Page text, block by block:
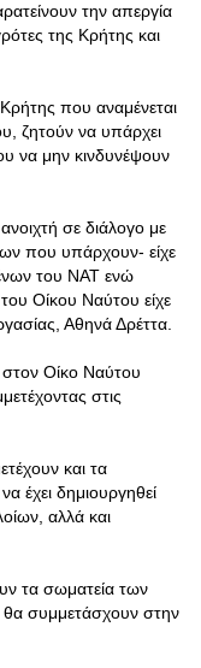
την απεργία
της Κρήτης και
που αναμένεται
ζητούν να υπάρχει
να μην κινδυνέψουν
σε διάλογο με
που υπάρχουν- είχε
του ΝΑΤ ενώ
Οίκου Ναύτου είχε
Αθηνά Δρέττα.
στον Οίκο Ναύτου
στις
και τα
έχει δημιουργηθεί
αλλά και
τα σωματεία των
συμμετάσχουν στην